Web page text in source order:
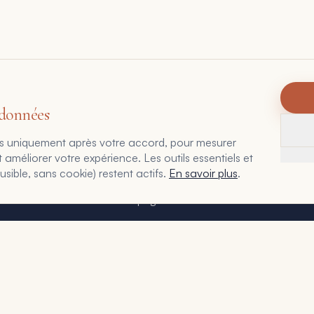
Accueil
Le Point Stratégique
Accompagnement
uniquement après votre accord, pour mesurer
votre expérience. Les outils essentiels et
sans cookie) restent actifs. En savoir plus.